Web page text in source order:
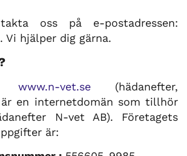
oss på e-postadressen:
. Vi hjälper dig gärna.
www.n-vet.se(hädanefter,
är en internetdomän som tillhör
N-vet AB). Företagets
är: